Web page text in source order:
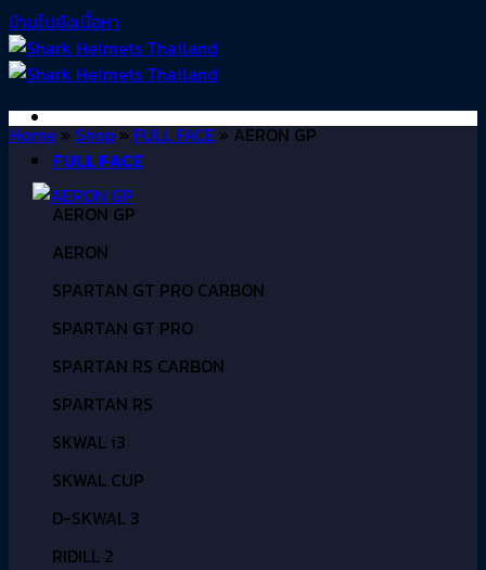
ข้ามไปยังเนื้อหา
FULL FACE
AERON GP
AERON
SPARTAN GT PRO CARBON
SPARTAN GT PRO
SPARTAN RS CARBON
SPARTAN RS
SKWAL i3
SKWAL CUP
D-SKWAL 3
RIDILL 2
Home»Shop»FULL FACE»AERON GP